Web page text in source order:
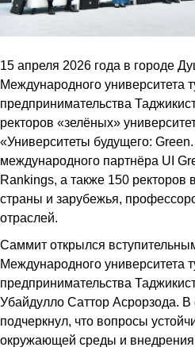
15 апреля 2026 года в городе
Международного университета
предпринимательства
ректоров «зелёных»
«Университеты будущего:
международного партнёра UI
Rankings, а также 150
страны и зарубежья,
отраслей.
Саммит открылся
Международного университета
предпринимательства
Убайдулло Саттор Асрорзода.
подчеркнул, что вопросы
окружающей среды и внедрения